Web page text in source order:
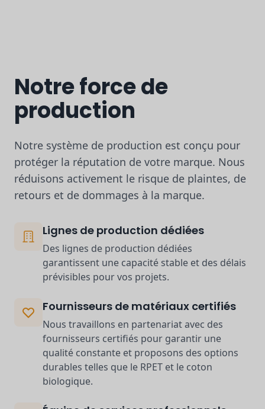
Notre force de
production
Notre système de production est conçu pour
protéger la réputation de votre marque. Nous
réduisons activement le risque de plaintes, de
retours et de dommages à la marque.
Lignes de production dédiées
Des lignes de production dédiées
garantissent une capacité stable et des délais
prévisibles pour vos projets.
Fournisseurs de matériaux certifiés
Nous travaillons en partenariat avec des
fournisseurs certifiés pour garantir une
qualité constante et proposons des options
durables telles que le RPET et le coton
biologique.